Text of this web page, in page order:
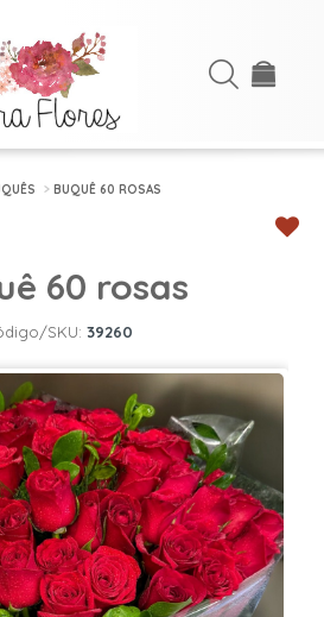
BUQUÊ 60 ROSAS
60 rosas
SKU: 39260